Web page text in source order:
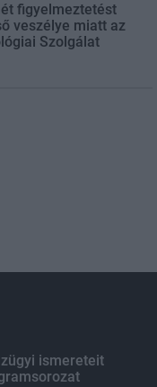
figyelmeztetést
veszélye miatt az
Szolgálat
ismereteit